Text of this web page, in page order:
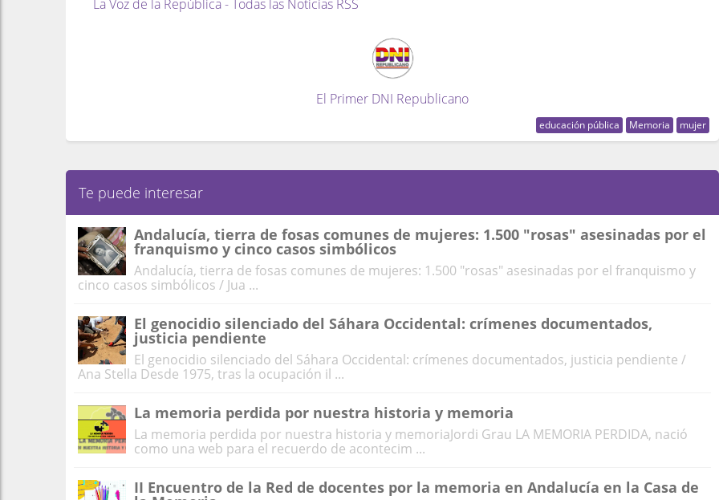
La Voz de la República - Todas las Noticias RSS
El Primer DNI Republicano
educación pública Memoria mujer
Te puede interesar
Andalucía, tierra de fosas comunes de mujeres: 1.500 "rosas" asesinadas por el
franquismo y cinco casos simbólicos
Andalucía, tierra de fosas comunes de mujeres: 1.500 "rosas" asesinadas por el franquismo y
cinco casos simbólicos / Jua ...
El genocidio silenciado del Sáhara Occidental: crímenes documentados,
justicia pendiente
El genocidio silenciado del Sáhara Occidental: crímenes documentados, justicia pendiente /
Ana Stella Desde 1975, tras la ocupación il ...
La memoria perdida por nuestra historia y memoria
La memoria perdida por nuestra historia y memoriaJordi Grau LA MEMORIA PERDIDA, nació
como una web para el recuerdo de acontecim ...
II Encuentro de la Red de docentes por la memoria en Andalucía en la Casa de